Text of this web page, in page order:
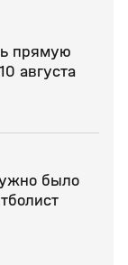
прямую
августа
было